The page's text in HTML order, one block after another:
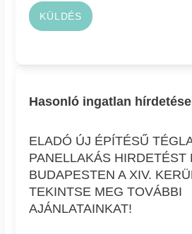
KÜLDÉS
Hasonló ingatlan
ELADÓ ÚJ ÉPÍTÉSŰ
PANELLAKÁS HIRDETÉST
BUDAPESTEN A XIV.
TEKINTSE MEG TOVÁBBI
AJÁNLATAINKAT!